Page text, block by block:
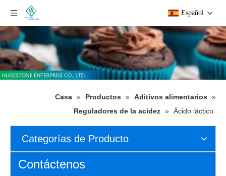
Español
Casa » Productos » Aditivos alimentarios
»
Reguladores de la acidez » Ácido láctico
Categorías de Producto
Contáctenos